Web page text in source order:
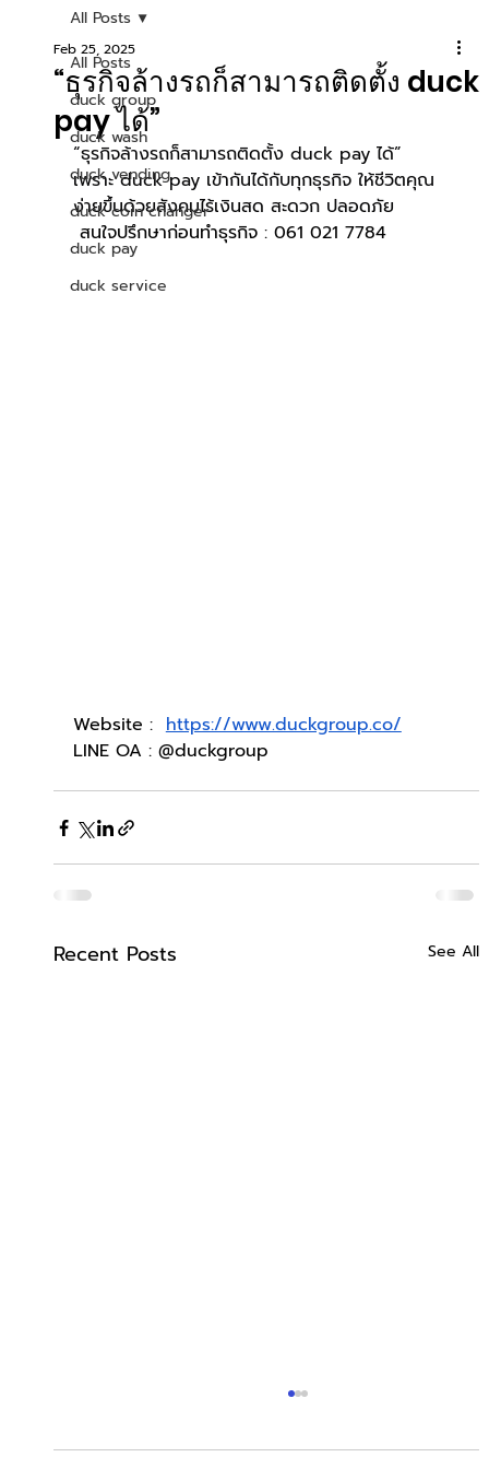
All Posts
duck group
duck wash
duck vending
duck coin changer
duck pay
duck service
All Posts
“ธุรกิจล้างรถก็สามารถติดตั้ง duck
pay ได้”
Feb 25, 2025
“ธุรกิจล้างรถก็สามารถติดตั้ง duck pay ได้”
เพราะ duck pay เข้ากันได้กับทุกธุรกิจ ให้ชีวิตคุณ
ง่ายขึ้นด้วยสังคมไร้เงินสด สะดวก ปลอดภัย
สนใจปรึกษาก่อนทำธุรกิจ : 061 021 7784
Website : https://www.duckgroup.co/
LINE OA : @duckgroup
Recent Posts See All